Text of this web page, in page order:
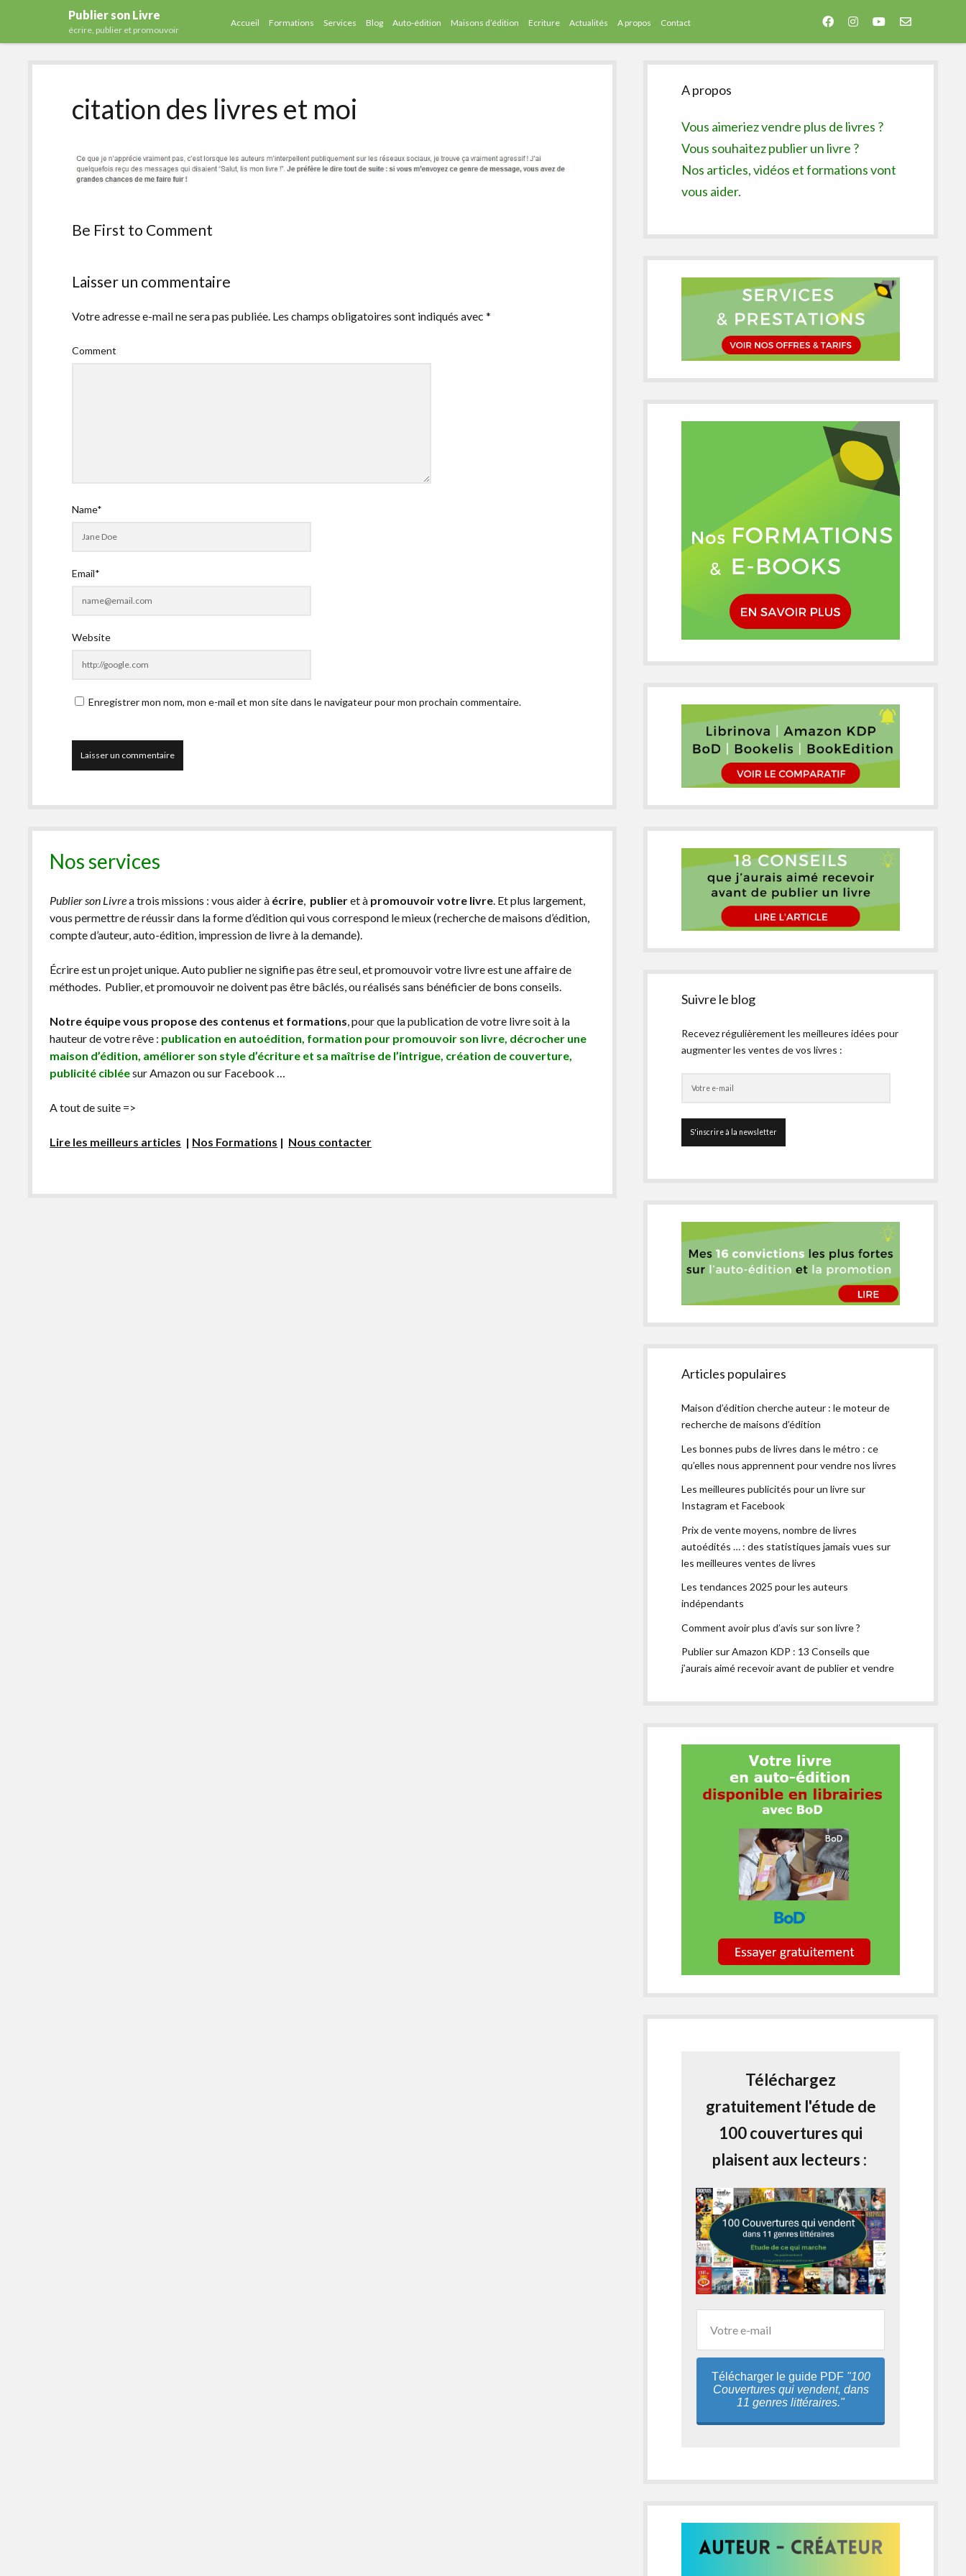
Publier son Livre
écrire, publier et promouvoir
Accueil Formations Services Blog Auto-édition Maisons d’édition Ecriture Actualités A propos Contact facebookinstagram
youtubeemail-
citation des livres et moi
Be First to Comment
Laisser un commentaire
Votre adresse e-mail ne sera pas publiée. Les champs obligatoires sont indiqués avec*
Comment
Name*
Email*
Website
Enregistrer mon nom, mon e-mail et mon site dans le navigateur pour mon prochain commentaire.
Nos services
Publier son Livrea trois missions : vous aider à écrire publieret à promouvoir votre livre . Et plus largement,
vous permettre de réussir dans la forme d’édition qui vous correspond le mieux (recherche de maisons d’édition,
compte d’auteur, auto-édition, impression de livre à la demande).
Écrire est un projet unique. Auto publier ne signifie pas être seul, et promouvoir votre livre est une affaire de
méthodes. Publier, et promouvoir ne doivent pas être bâclés, ou réalisés sans bénéficier de bons conseils.
Notre équipe vous propose des contenus et formations , pour que la publication de votre livre soit à la
hauteur de votre rêve : publication en autoédition, formation pour promouvoir son livre, décrocher une
maison d’édition, améliorer son style d’écriture et sa maîtrise de l’intrigue, création de couverture,
publicité cibléesur Amazon ou sur Facebook …
A tout de suite =>
Lire les meilleurs articles | Nos Formations | Nous contacter
Sidebar
A propos
Vous aimeriez vendre plus de livres ?
Vous souhaitez publier un livre ?
Nos articles, vidéos et formations vont
vous aider.
Suivre le blog
Recevez régulièrement les meilleures idées pour
augmenter les ventes de vos livres :
Articles populaires
Maison d’édition cherche auteur : le moteur de
recherche de maisons d’édition
Les bonnes pubs de livres dans le métro : ce
qu’elles nous apprennent pour vendre nos livres
Les meilleures publicités pour un livre sur
Instagram et Facebook
Prix de vente moyens, nombre de livres
autoédités … : des statistiques jamais vues sur
les meilleures ventes de livres
Les tendances 2025 pour les auteurs
indépendants
Comment avoir plus d’avis sur son livre ?
Publier sur Amazon KDP : 13 Conseils que
j’aurais aimé recevoir avant de publier et vendre
Téléchargez
gratuitement l'étude de
100 couvertures qui
plaisent aux lecteurs :
Télécharger le guide PDF "100
Couvertures qui vendent, dans
11 genres littéraires."